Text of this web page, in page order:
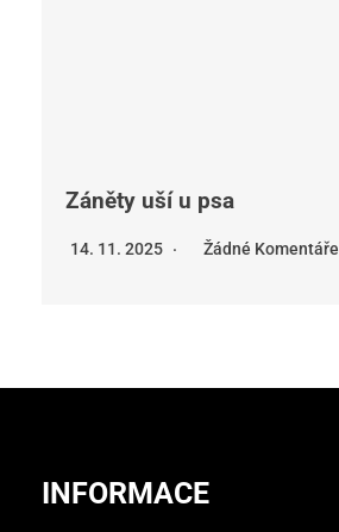
Záněty uší u psa
14. 11. 2025 Žádné Komentáře
INFORMACE